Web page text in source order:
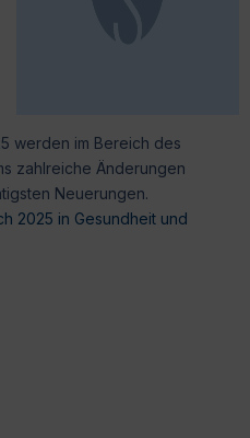
werden im Bereich des
zahlreiche Änderungen
Neuerungen.
2025 in Gesundheit und